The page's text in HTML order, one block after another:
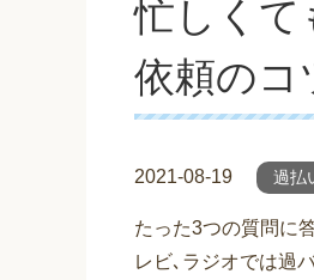
忙しくて
依頼のコ
2021-08-19 過払
たった3つの質問に
レビ､ラジオでは過